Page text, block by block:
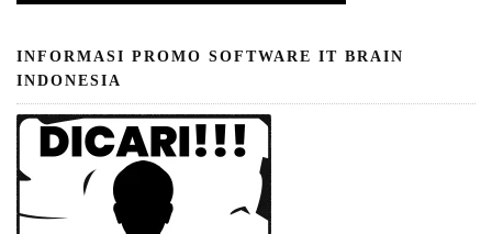
INFORMASI PROMO SOFTWARE IT BRAIN
INDONESIA